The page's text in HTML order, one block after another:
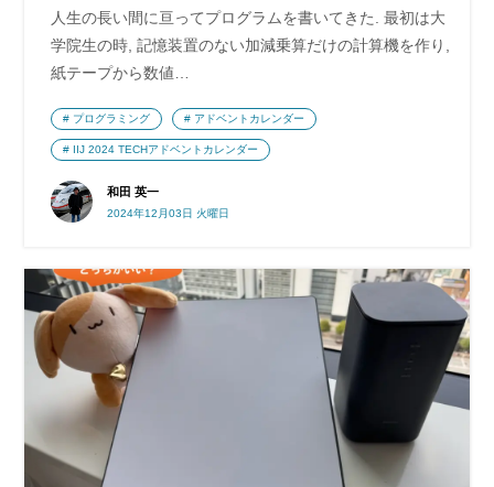
人生の長い間に亘ってプログラムを書いてきた. 最初は大
学院生の時, 記憶装置のない加減乗算だけの計算機を作り,
紙テープから数値…
和田 英一
2024年12月03日 火曜日
プログラミング アドベントカレンダー
IIJ 2024 TECHアドベントカレンダー